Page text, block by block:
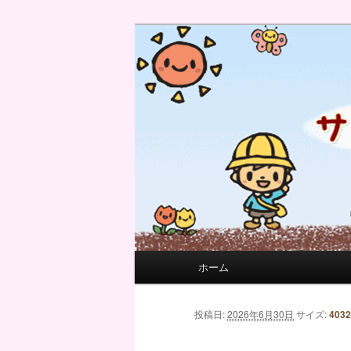
サンフィール保育園のブログ
サンフィール保育園のせんせ
メインコンテンツへ移動
サブコンテンツへ移動
ホーム
画像ナビゲーション
投稿日:2026年6月30日 サイズ: